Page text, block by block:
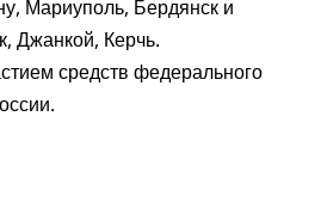
Мариуполь, Бердянск и
Джанкой, Керчь.
средств федерального